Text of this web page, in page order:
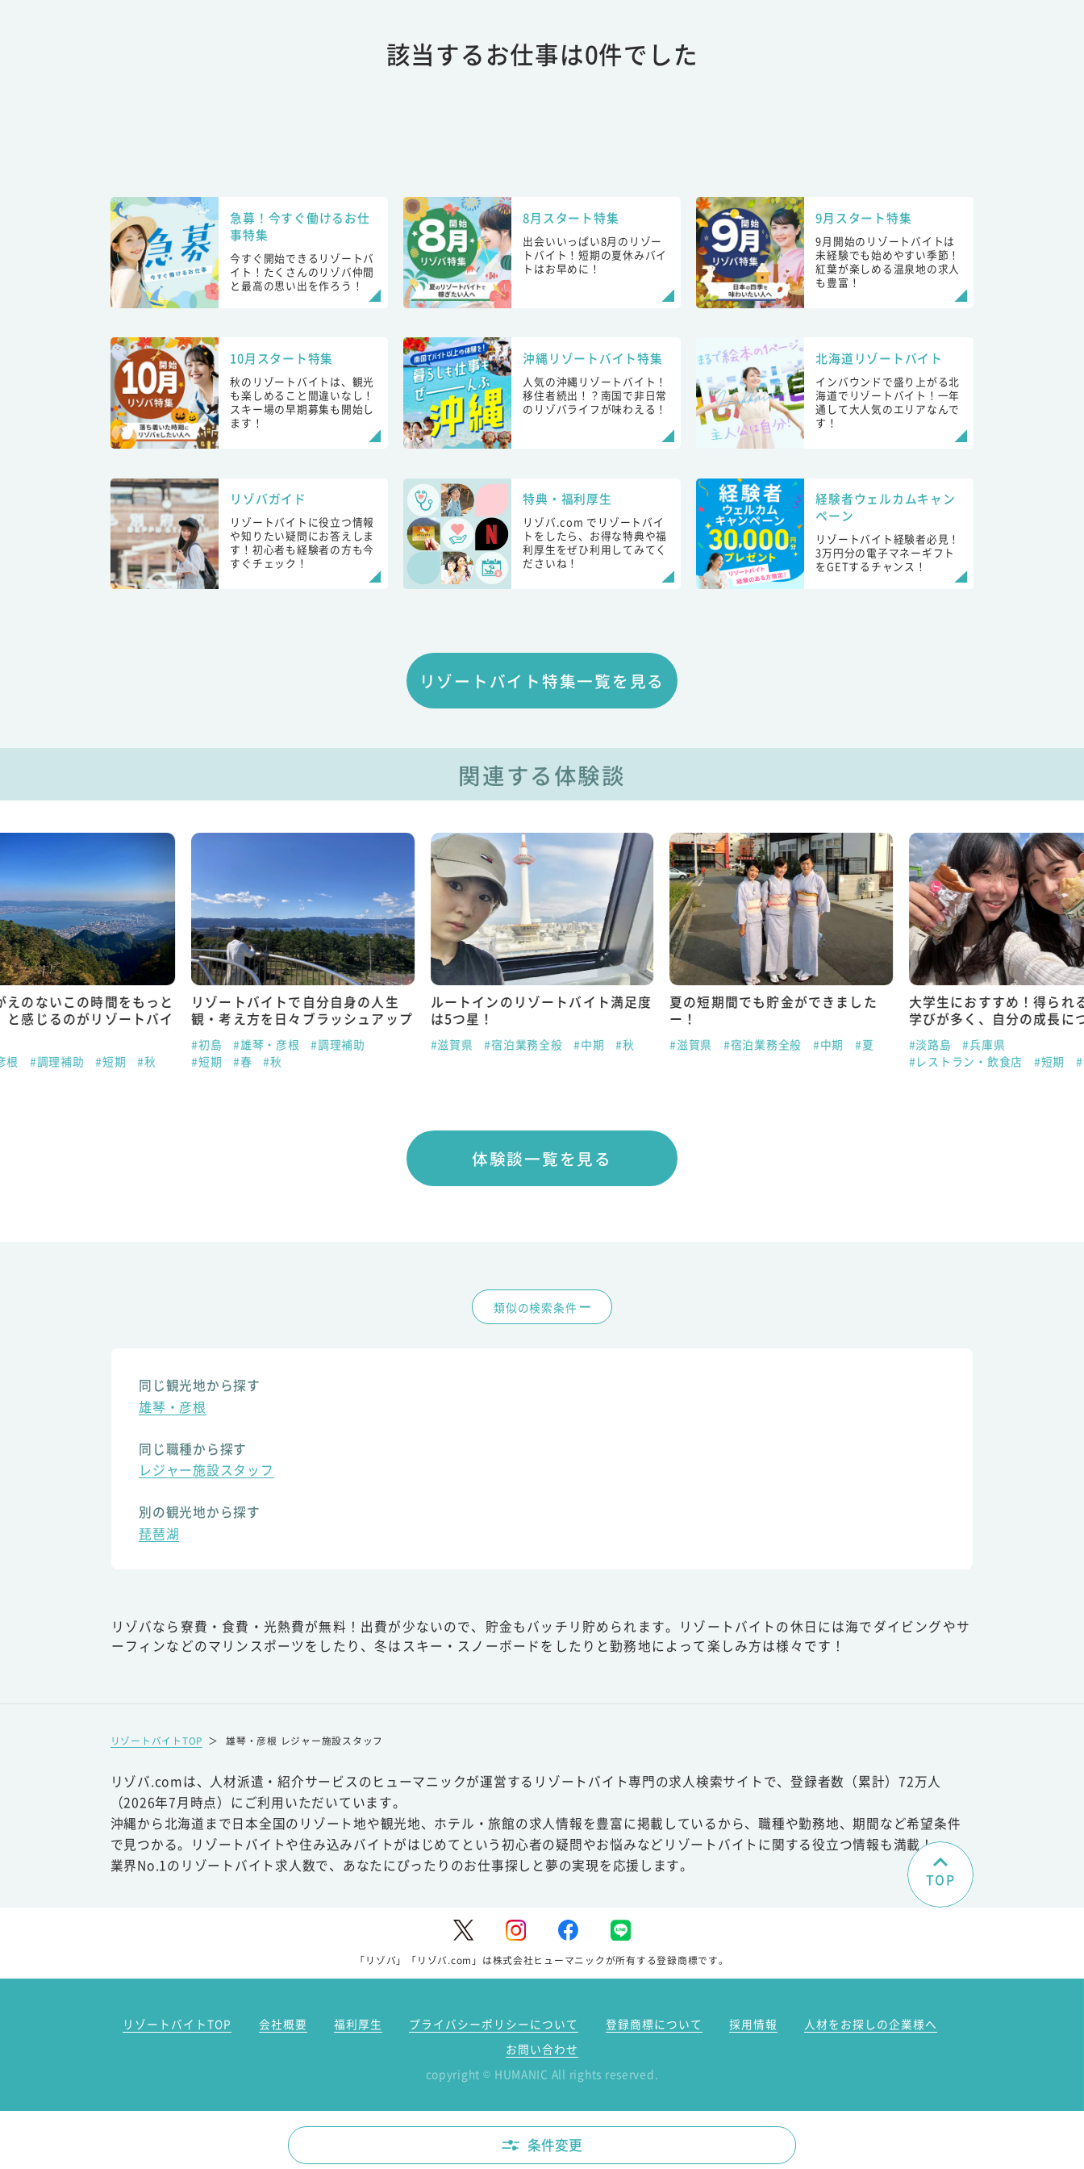
該当するお仕事は0件でした
急募！今すぐ働けるお仕
事特集
今すぐ開始できるリゾートバ
イト！たくさんのリゾバ仲間
と最高の思い出を作ろう！
8月スタート特集
出会いいっぱい8月のリゾー
トバイト！短期の夏休みバイ
トはお早めに！
9月スタート特集
9月開始のリゾートバイトは
未経験でも始めやすい季節！
紅葉が楽しめる温泉地の求人
も豊富！
10月スタート特集
秋のリゾートバイトは、観光
も楽しめること間違いなし！
スキー場の早期募集も開始し
ます！
沖縄リゾートバイト特集
人気の沖縄リゾートバイト！
移住者続出！？南国で非日常
のリゾバライフが味わえる！
北海道リゾートバイト
インバウンドで盛り上がる北
海道でリゾートバイト！一年
通して大人気のエリアなんで
す！
リゾバガイド
リゾートバイトに役立つ情報
や知りたい疑問にお答えしま
す！初心者も経験者の方も今
すぐチェック！
特典・福利厚生
リゾバ.com でリゾートバイ
トをしたら、お得な特典や福
利厚生をぜひ利用してみてく
ださいね！
経験者ウェルカムキャン
ペーン
リゾートバイト経験者必見！
3万円分の電子マネーギフト
をGETするチャンス！
リゾートバイト特集一覧を見る
関連する体験談
えのないこの時間をもっと
と感じるのがリゾートバイ
根 #調理補助 #短期 #秋
リゾートバイトで自分自身の人生
観・考え方を日々ブラッシュアップ
#初島 #雄琴・彦根
#調理補助
#短期
#春 #秋
ルートインのリゾートバイト満足度
は5つ星！
#滋賀県 #宿泊業務全般 #中期 #秋
夏の短期間でも貯金ができました
ー！
#滋賀県 #宿泊業務全般 #中期 #夏
大学生におすすめ！得られ
学びが多く、自分の成長に
#淡路島
#兵庫県
#レストラン・飲食店
#短期
体験談一覧を見る
類似の検索条件
同じ観光地から探す
雄琴・彦根
同じ職種から探す
レジャー施設スタッフ
別の観光地から探す
琵琶湖
リゾバなら寮費・食費・光熱費が無料！出費が少ないので、貯金もバッチリ貯められます。リゾートバイトの休日には海でダイビングやサ
ーフィンなどのマリンスポーツをしたり、冬はスキー・スノーボードをしたりと勤務地によって楽しみ方は様々です！
リゾートバイトTOP ＞ 雄琴・彦根 レジャー施設スタッフ
リゾバ.comは、人材派遣・紹介サービスのヒューマニックが運営するリゾートバイト専門の求人検索サイトで、登録者数（累計）72万人
（2026年7月時点）にご利用いただいています。
沖縄から北海道まで日本全国のリゾート地や観光地、ホテル・旅館の求人情報を豊富に掲載しているから、職種や勤務地、期間など希望条件
で見つかる。リゾートバイトや住み込みバイトがはじめてという初心者の疑問やお悩みなどリゾートバイトに関する役立つ情報も満載！
業界No.1のリゾートバイト求人数で、あなたにぴったりのお仕事探しと夢の実現を応援します。
TOP
「リゾバ」「リゾバ.com」は株式会社ヒューマニックが所有する登録商標です。
リゾートバイトTOP 会社概要 福利厚生 プライバシーポリシーについて 登録商標について 採用情報
人材をお探しの企業様へ
お問い合わせ
copyright © HUMANIC All rights reserved.
条件変更